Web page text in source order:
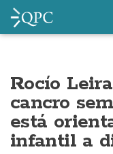
Rocío
cancro
está
infantil a